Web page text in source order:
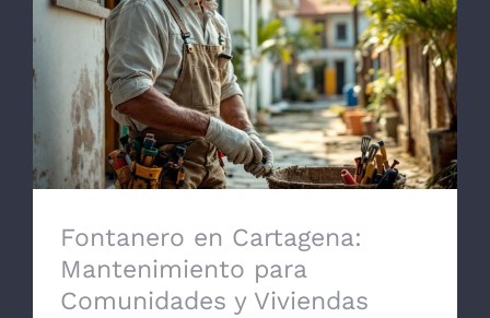
Fontanero en Cartagena: Mantenimiento
para Comunidades y Viviendas
Fontanero en Cartagena:
Mantenimiento para
Comunidades y Viviendas